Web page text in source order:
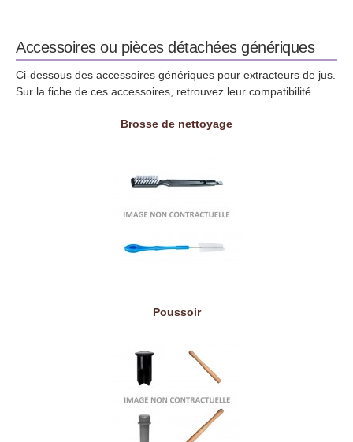
Accessoires ou pièces détachées génériques
Ci-dessous des accessoires génériques pour extracteurs de jus.
Sur la fiche de ces accessoires, retrouvez leur compatibilité.
Brosse de nettoyage
Poussoir